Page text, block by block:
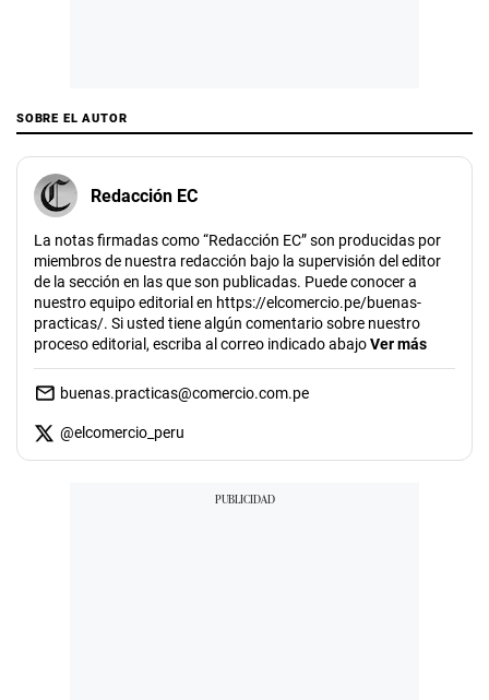
SOBRE EL AUTOR
Redacción EC
La notas firmadas como “Redacción EC” son producidas por
miembros de nuestra redacción bajo la supervisión del editor
de la sección en las que son publicadas. Puede conocer a
nuestro equipo editorial en https://elcomercio.pe/buenas-
practicas/. Si usted tiene algún comentario sobre nuestro
proceso editorial, escriba al correo indicado abajoVer más
buenas.practicas@comercio.com.pe
@elcomercio_peru